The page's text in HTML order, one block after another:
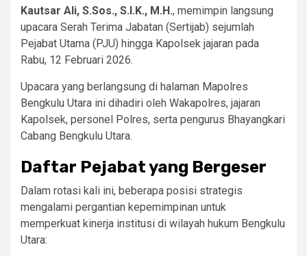
Kautsar Ali, S.Sos., S.I.K., M.H., memimpin langsung
upacara Serah Terima Jabatan (Sertijab) sejumlah
Pejabat Utama (PJU) hingga Kapolsek jajaran pada
Rabu, 12 Februari 2026.
​Upacara yang berlangsung di halaman Mapolres
Bengkulu Utara ini dihadiri oleh Wakapolres, jajaran
Kapolsek, personel Polres, serta pengurus Bhayangkari
Cabang Bengkulu Utara.
Daftar Pejabat yang Bergeser
​Dalam rotasi kali ini, beberapa posisi strategis
mengalami pergantian kepemimpinan untuk
memperkuat kinerja institusi di wilayah hukum Bengkulu
Utara: